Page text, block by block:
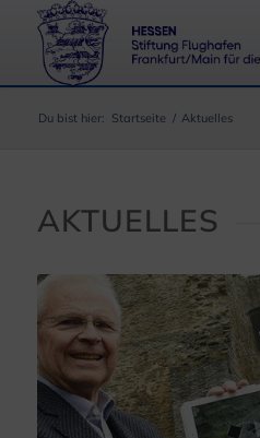
Du bist hier: Startseite / Aktuelles
AKTUELLES